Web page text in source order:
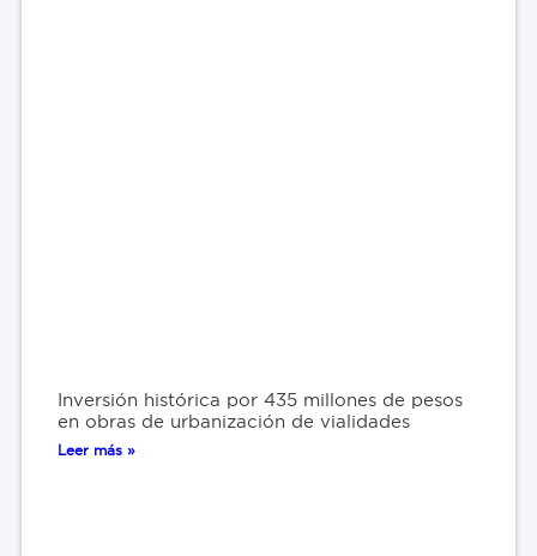
Inversión histórica por 435 millones de pesos
en obras de urbanización de vialidades
Leer más »